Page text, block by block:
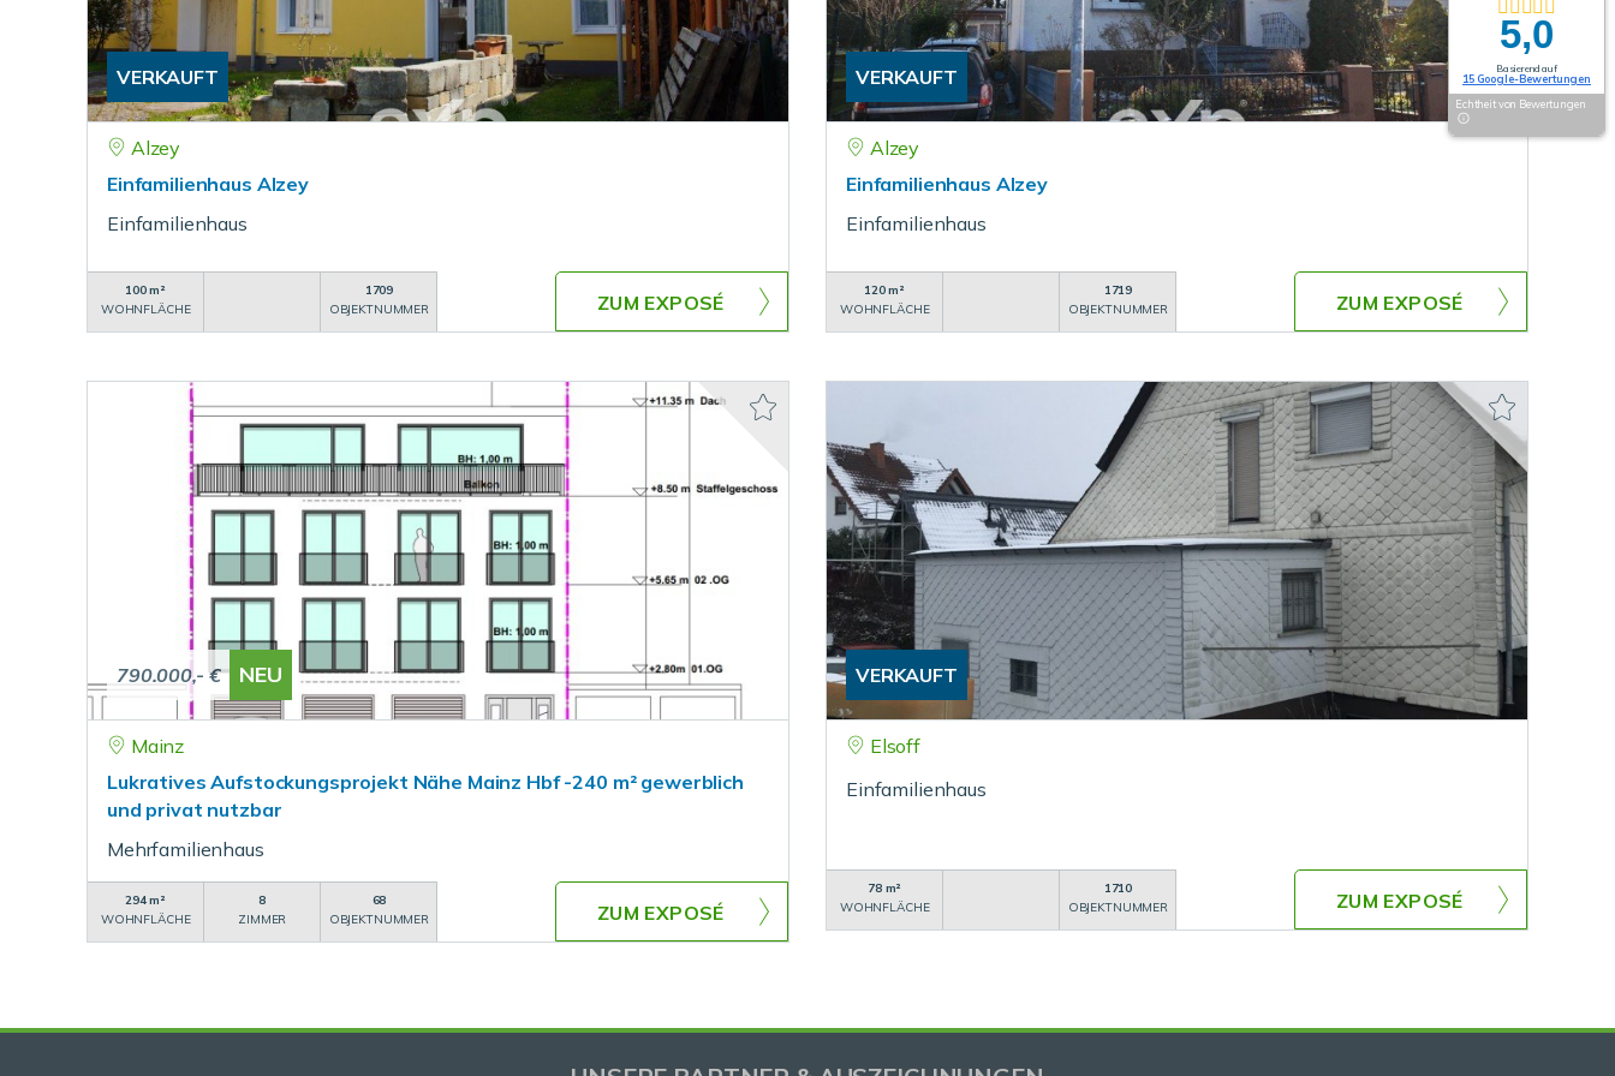
VERKAUFT
Alzey
Einfamilienhaus Alzey
Einfamilienhaus
100 m²
WOHNFLÄCHE
1709
OBJEKTNUMMER
ZUM EXPOSÉ
VERKAUFT
Alzey
Einfamilienhaus Alzey
Einfamilienhaus
120 m²
WOHNFLÄCHE
1719
OBJEKTNUMMER
ZUM EXPOSÉ
790.000,- € NEU
Mainz
Lukratives Aufstockungsprojekt Nähe Mainz Hbf -240 m² gewerblich
und privat nutzbar
Mehrfamilienhaus
294 m²
WOHNFLÄCHE
8
ZIMMER
68
OBJEKTNUMMER
ZUM EXPOSÉ
VERKAUFT
Elsoff
Einfamilienhaus
78 m²
WOHNFLÄCHE
1710
OBJEKTNUMMER
ZUM EXPOSÉ
5,0
Basierend auf
15 Google-Bewertungen
Echtheit von Bewertungen